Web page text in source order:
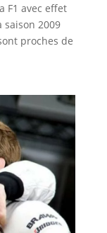
F1 avec effet
2009
proches de